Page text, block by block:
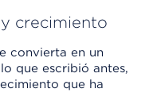
crecimiento
convierta en un
que escribió antes,
que ha